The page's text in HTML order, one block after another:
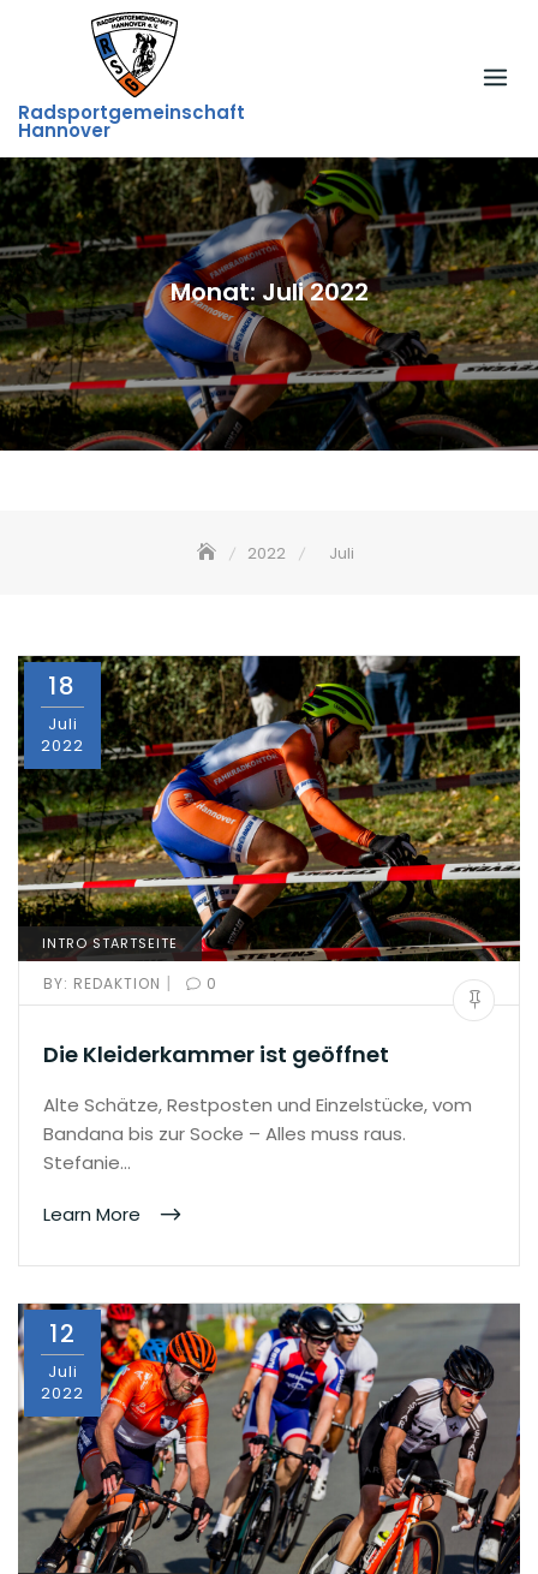
Radsportgemeinschaft
Hannover
Monat:Juli 2022
2022 Juli
18
Juli
2022
INTRO STARTSEITE
BY: REDAKTION | 0
Die Kleiderkammer ist geöffnet
Alte Schätze, Restposten und Einzelstücke, vom
Bandana bis zur Socke – Alles muss raus.
Stefanie…
Learn More
12
Juli
2022